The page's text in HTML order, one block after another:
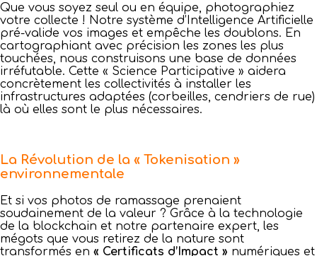
Que vous soyez seul ou en équipe, photographiez
votre collecte ! Notre système d’Intelligence Artificielle
pré-valide vos images et empêche les doublons. En
cartographiant avec précision les zones les plus
touchées, nous construisons une base de données
irréfutable. Cette « Science Participative » aidera
concrètement les collectivités à installer les
infrastructures adaptées (corbeilles, cendriers de rue)
là où elles sont le plus nécessaires.
La Révolution de la « Tokenisation »
environnementale
Et si vos photos de ramassage prenaient
soudainement de la valeur ? Grâce à la technologie
de la blockchain et notre partenaire expert, les
mégots que vous retirez de la nature sont
transformés en « Certificats d’Impact » numériques et